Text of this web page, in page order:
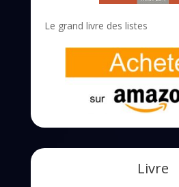
Le grand livre des listes
Livre